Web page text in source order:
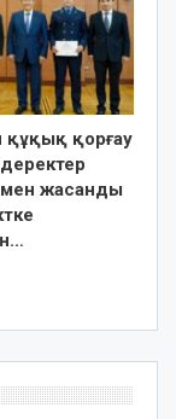
құқық қорғау
жасанды